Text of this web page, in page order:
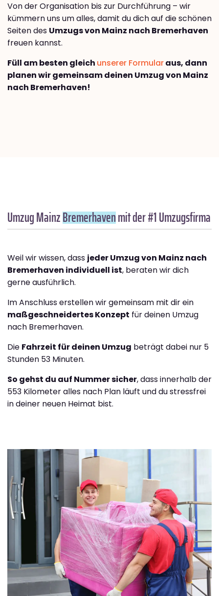
Von der Organisation bis zur Durchführung – wir
kümmern uns um alles, damit du dich auf die schönen
Seiten des Umzugs von Mainz nach Bremer­haven
freuen kannst.
Füll am besten gleich unserer Formularaus, dann
planen wir gemeinsam deinen Umzug von Mainz
nach Bremer­haven!
Umzug MainzBremer­havenmit der #1 Umzugsfirma
Weil wir wissen, dass jeder Umzug von Mainz nach
Bremer­haven individuell ist, beraten wir dich
gerne ausführlich.
Im Anschluss erstellen wir gemeinsam mit dir ein
maßgeschneidertes Konzept für deinen Umzug
nach Bremer­haven.
Die Fahrzeit für deinen Umzug beträgt dabei nur 5
Stunden 53 Minuten.
So gehst du auf Nummer sicher, dass innerhalb der
553 Kilometer alles nach Plan läuft und du stressfrei
in deiner neuen Heimat bist.